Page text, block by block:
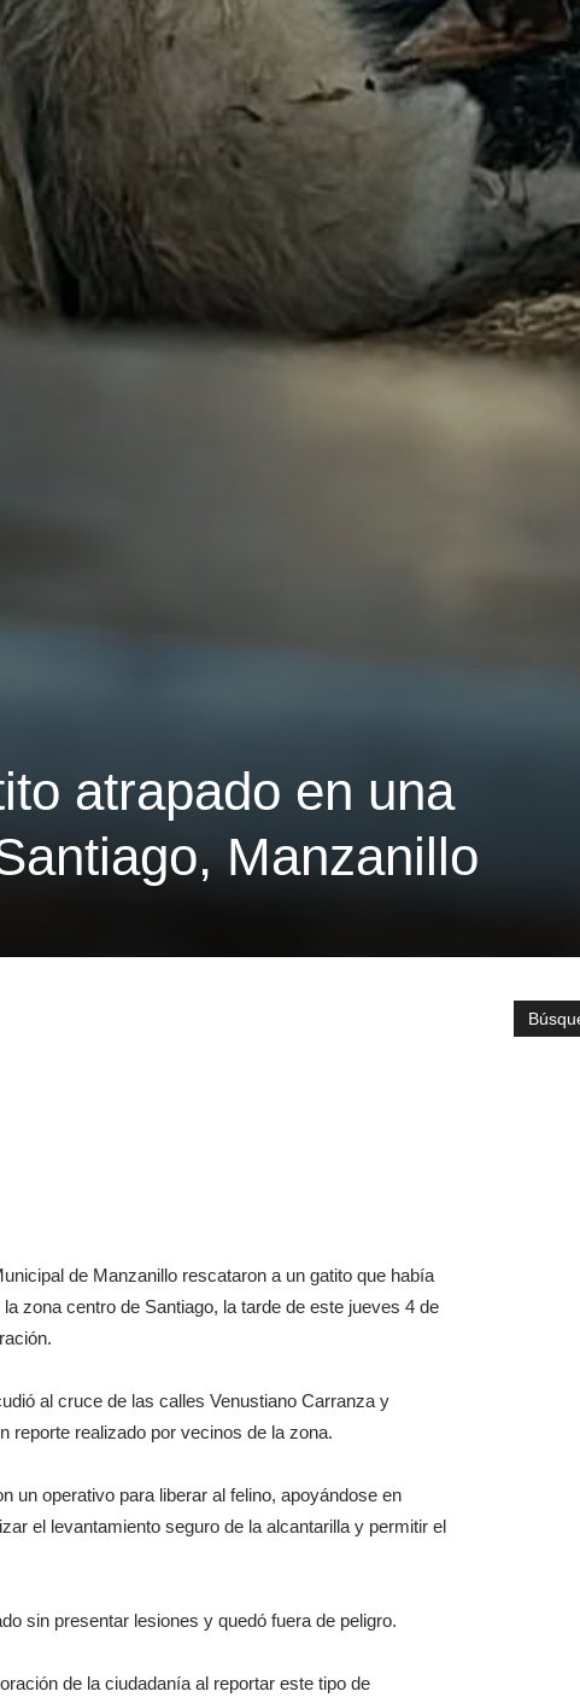
atrapado en una
Manzanillo
de Manzanillo rescataron a un gatito que había
zona centro de Santiago, la tarde de este jueves 4 de
al cruce de las calles Venustiano Carranza y
reporte realizado por vecinos de la zona.
un operativo para liberar al felino, apoyándose en
el levantamiento seguro de la alcantarilla y permitir el
sin presentar lesiones y quedó fuera de peligro.
de la ciudadanía al reportar este tipo de